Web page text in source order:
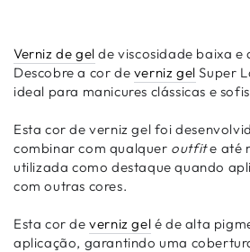
Verniz de gel de viscosidade baixa e
Descobre a cor de verniz gel Super
ideal para manicures clássicas e
Esta cor de verniz gel foi
combinar com qualquer outfite até
utilizada como destaque quando
com outras cores.
Esta cor deverniz gel é de alta
aplicação, garantindo uma